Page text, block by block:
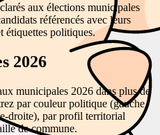
aux élections municipales
référencés avec leurs
étiquettes politiques.
2026
municipales 2026 dans plus de
par couleur politique (gauche,
droite), par profil territorial
de commune.